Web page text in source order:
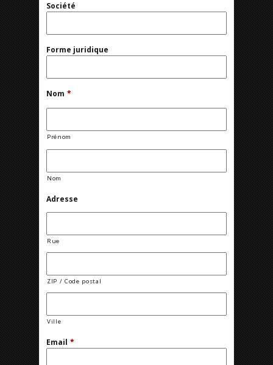
Société
Forme juridique
Nom *
Prénom
Nom
Adresse
Rue
ZIP / Code postal
Ville
Email *